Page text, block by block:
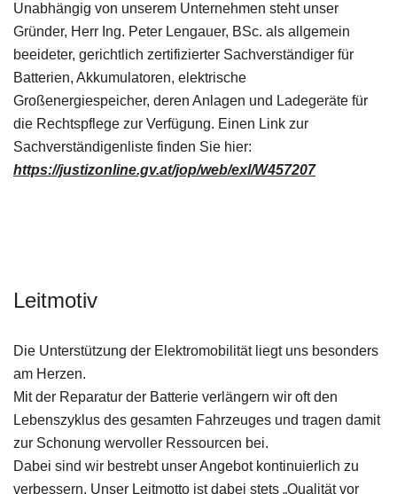
Unabhängig von unserem Unternehmen steht unser
Gründer, Herr Ing. Peter Lengauer, BSc. als allgemein
beeideter, gerichtlich zertifizierter Sachverständiger für
Batterien, Akkumulatoren, elektrische
Großenergiespeicher, deren Anlagen und Ladegeräte für
die Rechtspflege zur Verfügung. Einen Link zur
Sachverständigenliste finden Sie hier:
https://justizonline.gv.at/jop/web/exl/W457207
Leitmotiv
Die Unterstützung der Elektromobilität liegt uns besonders
am Herzen.
Mit der Reparatur der Batterie verlängern wir oft den
Lebenszyklus des gesamten Fahrzeuges und tragen damit
zur Schonung wervoller Ressourcen bei.
Dabei sind wir bestrebt unser Angebot kontinuierlich zu
verbessern. Unser Leitmotto ist dabei stets „Qualität vor